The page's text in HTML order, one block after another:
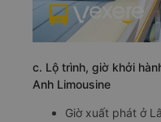
c. Lộ trình, giờ khởi
Anh Limousine
Giờ xuất phát ở